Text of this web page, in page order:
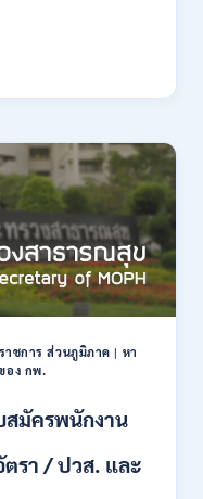
าชการ ส่วนภูมิภาค | หา
อง กพ.
สมัครพนักงาน
รา / ปวส. และ